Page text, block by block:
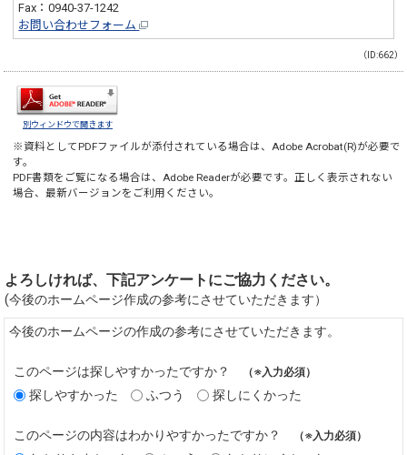
Fax：0940-37-1242
お問い合わせフォーム
（ID:662）
別ウィンドウで開きます
※資料としてPDFファイルが添付されている場合は、Adobe Acrobat(R)が必要で
す。
PDF書類をご覧になる場合は、Adobe Readerが必要です。正しく表示されない
場合、最新バージョンをご利用ください。